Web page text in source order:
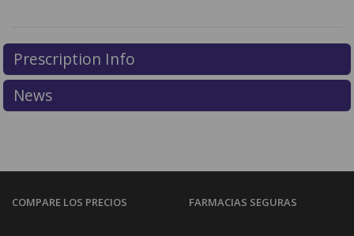
Prescription Info
News
COMPARE LOS PRECIOS FARMACIAS SEGURAS